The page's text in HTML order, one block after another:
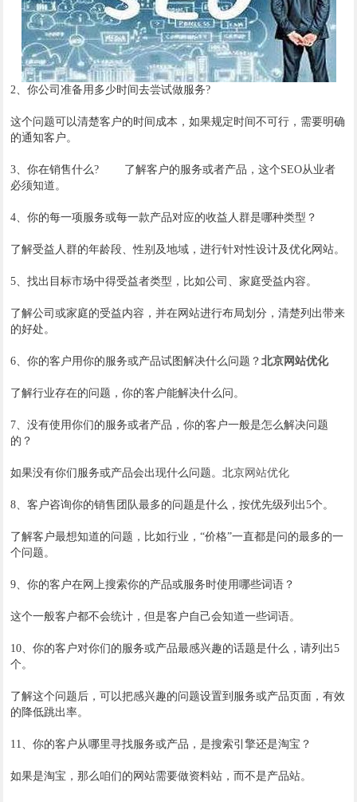
2、你公司准备用多少时间去尝试做服务?
这个问题可以清楚客户的时间成本，如果规定时间不可行，需要明确
的通知客户。
3、你在销售什么? 了解客户的服务或者产品，这个SEO从业者
必须知道。
4、你的每一项服务或每一款产品对应的收益人群是哪种类型？
了解受益人群的年龄段、性别及地域，进行针对性设计及优化网站。
5、找出目标市场中得受益者类型，比如公司、家庭受益内容。
了解公司或家庭的受益内容，并在网站进行布局划分，清楚列出带来
的好处。
6、你的客户用你的服务或产品试图解决什么问题？北京网站优化
了解行业存在的问题，你的客户能解决什么问。
7、没有使用你们的服务或者产品，你的客户一般是怎么解决问题
的？
如果没有你们服务或产品会出现什么问题。北京网站优化
8、客户咨询你的销售团队最多的问题是什么，按优先级列出5个。
了解客户最想知道的问题，比如行业，“价格”一直都是问的最多的一
个问题。
9、你的客户在网上搜索你的产品或服务时使用哪些词语？
这个一般客户都不会统计，但是客户自己会知道一些词语。
10、你的客户对你们的服务或产品最感兴趣的话题是什么，请列出5
个。
了解这个问题后，可以把感兴趣的问题设置到服务或产品页面，有效
的降低跳出率。
11、你的客户从哪里寻找服务或产品，是搜索引擎还是淘宝？
如果是淘宝，那么咱们的网站需要做资料站，而不是产品站。